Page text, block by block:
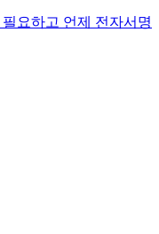
요하고 언제 전자서명